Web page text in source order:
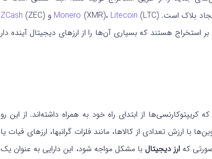
بلاک است.
Monero (XMR)، Litecoin (LTC) و ZCash (ZEC)
هستند که بسیاری آن‌ها را از ارزهای دیجیتال آینده دار
از ابتدای راه خود به همراه داشته‌اند. از این رو
با ارزش تعدادی از کالاها، مانند فلزات گرانبها، ارزهای فیات یا
که ارز دیجیتال با مشکل مواجه شود، این دارایی به عنوان یک